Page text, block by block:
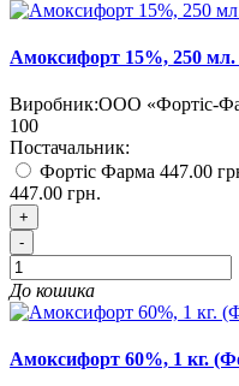
Амоксифорт 15%, 250
Виробник:ООО «Фортіс-
100
Постачальник:
Фортіс Фарма 447.00
447.00 грн.
+
-
До кошика
Амоксифорт 60%, 1 кг.